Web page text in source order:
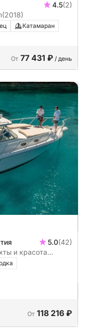
4.5(2)
(2018)
Катамаран
От 77 431 ₽ / день
5.0(42)
и красота
От 118 216 ₽